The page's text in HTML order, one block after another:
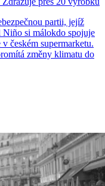
partii, jejíž
Niño si málokdo spojuje
českém supermarketu.
změny klimatu do